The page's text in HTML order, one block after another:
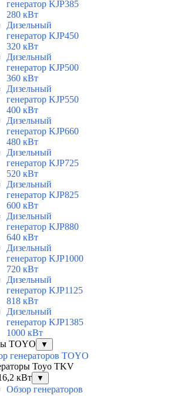
генератор KJP385
280 кВт
Дизельный
генератор KJP450
320 кВт
Дизельный
генератор KJP500
360 кВт
Дизельный
генератор KJP550
400 кВт
Дизельный
генератор KJP660
480 кВт
Дизельный
генератор KJP725
520 кВт
Дизельный
генератор KJP825
600 кВт
Дизельный
генератор KJP880
640 кВт
Дизельный
генератор KJP1000
720 кВт
Дизельный
генератор KJP1125
818 кВт
Дизельный
генератор KJP1385
1000 кВт
TOYO
▼
генераторов TOYO
Toyo TKV
кВт
▼
Обзор генераторов